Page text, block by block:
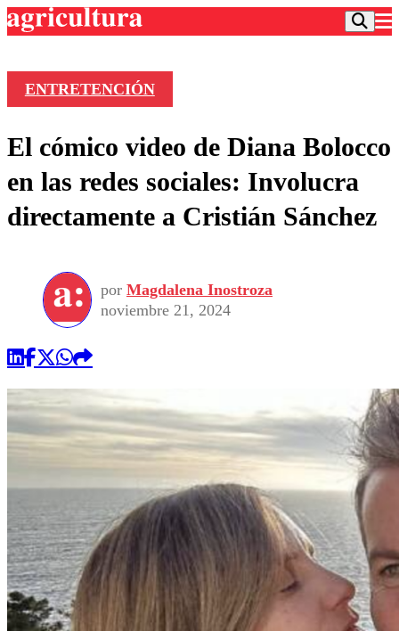
Frecuencias
Agricultura TV
Deportes
Colo Colo
Seleccion Chilena
Torneo Internacional
Entretención
Economía
Internacional
Publicaciones en medios
Opinión
ENTRETENCIÓN
El cómico video de Diana Bolocco
en las redes sociales: Involucra
directamente a Cristián Sánchez
por Magdalena Inostroza
noviembre 21, 2024